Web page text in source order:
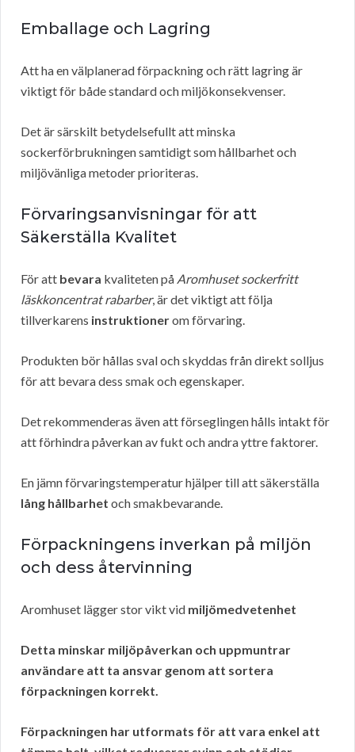
Emballage och Lagring
Att ha en välplanerad förpackning och rätt lagring är
viktigt för både standard och miljökonsekvenser.
Det är särskilt betydelsefullt att minska
sockerförbrukningen samtidigt som hållbarhet och
miljövänliga metoder prioriteras.
Förvaringsanvisningar för att
Säkerställa Kvalitet
För att bevara kvaliteten på Aromhuset sockerfritt
läskkoncentrat rabarber, är det viktigt att följa
tillverkarens instruktionerom förvaring.
Produkten bör hållas sval och skyddas från direkt solljus
för att bevara dess smak och egenskaper.
Det rekommenderas även att förseglingen hålls intakt för
att förhindra påverkan av fukt och andra yttre faktorer.
En jämn förvaringstemperatur hjälper till att säkerställa
lång hållbarhet och smakbevarande.
Förpackningens inverkan på miljön
och dess återvinning
Aromhuset lägger stor vikt vid miljömedvetenhet
Detta minskar miljöpåverkan och uppmuntrar
användare att ta ansvar genom att sortera
förpackningen korrekt.
Förpackningen har utformats för att vara enkel att